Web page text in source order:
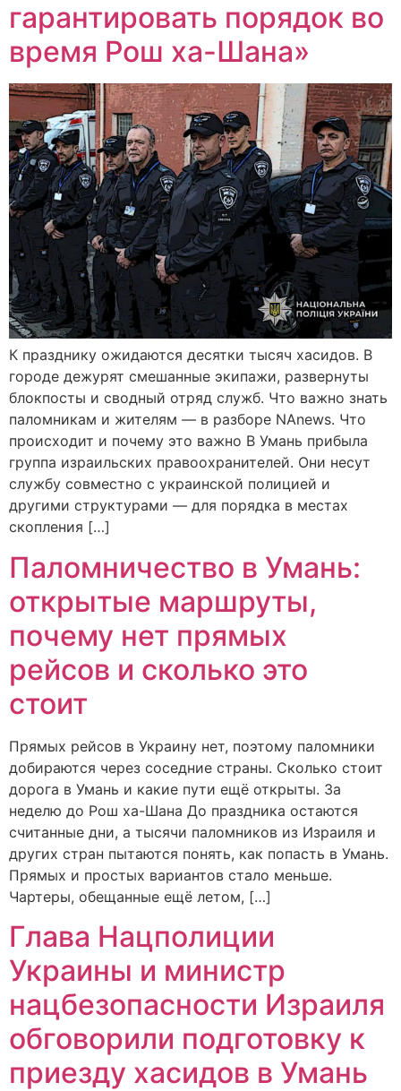
гарантировать порядок во
время Рош ха-Шана»
К празднику ожидаются десятки тысяч хасидов. В
городе дежурят смешанные экипажи, развернуты
блокпосты и сводный отряд служб. Что важно знать
паломникам и жителям — в разборе NAnews. Что
происходит и почему это важно В Умань прибыла
группа израильских правоохранителей. Они несут
службу совместно с украинской полицией и
другими структурами — для порядка в местах
скопления […]
Паломничество в Умань:
открытые маршруты,
почему нет прямых
рейсов и сколько это
стоит
Прямых рейсов в Украину нет, поэтому паломники
добираются через соседние страны. Сколько стоит
дорога в Умань и какие пути ещё открыты. За
неделю до Рош ха-Шана До праздника остаются
считанные дни, а тысячи паломников из Израиля и
других стран пытаются понять, как попасть в Умань.
Прямых и простых вариантов стало меньше.
Чартеры, обещанные ещё летом, […]
Глава Нацполиции
Украины и министр
нацбезопасности Израиля
обговорили подготовку к
приезду хасидов в Умань